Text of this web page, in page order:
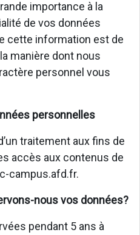
importance à la
de vos données
cette information est de
manière dont nous
personnel vous
personnelles
traitement aux fins de
accès aux contenus de
campus.afd.fr.
nous vos données?
pendant 5 ans à